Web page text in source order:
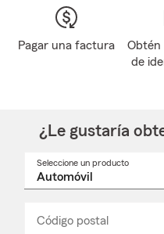
Pagar una factura
Obtén
de
¿Le gustaría
Seleccione un producto
Código postal
_____